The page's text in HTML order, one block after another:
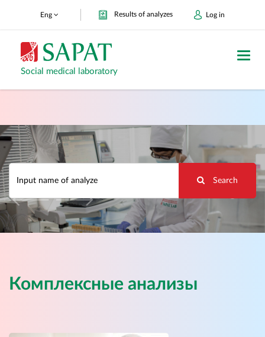
Eng Results of analyzes Log in
Toggle
Social medical laboratory
Search
Комплексные анализы